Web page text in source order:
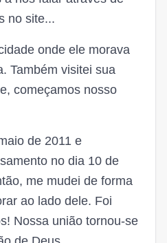
no site...
onde ele morava
Também visitei sua
começamos nosso
de 2011 e
no dia 10 de
me mudei de forma
ao lado dele. Foi
Nossa união tornou-se